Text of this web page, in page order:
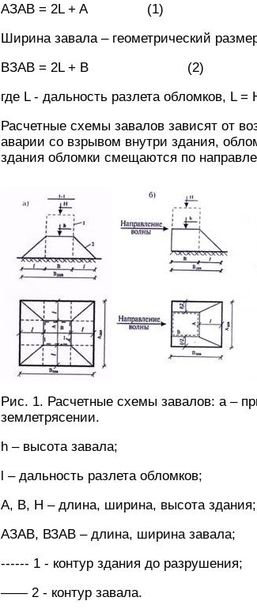
AЗАВ = 2L + A (1)
Ширина завала – геометрический
BЗАВ = 2L + B (2)
где L - дальность разлета обломков, L
Расчетные схемы завалов зависят от
аварии со взрывом внутри здания,
здания обломки смещаются по
Рис. 1. Расчетные схемы завалов: а –
землетрясении.
h – высота завала;
l – дальность разлета обломков;
А, В, Н – длина, ширина, высота здания;
АЗАВ, ВЗАВ – длина, ширина завала;
------ 1 - контур здания до разрушения;
—— 2 - контур завала.